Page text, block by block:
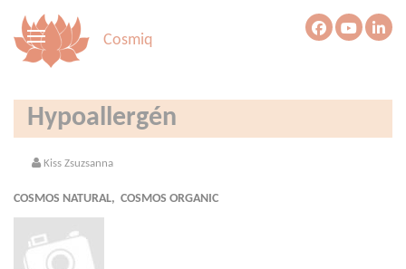
Cosmiq
Hypoallergén
Kiss Zsuzsanna
COSMOS NATURAL, COSMOS ORGANIC